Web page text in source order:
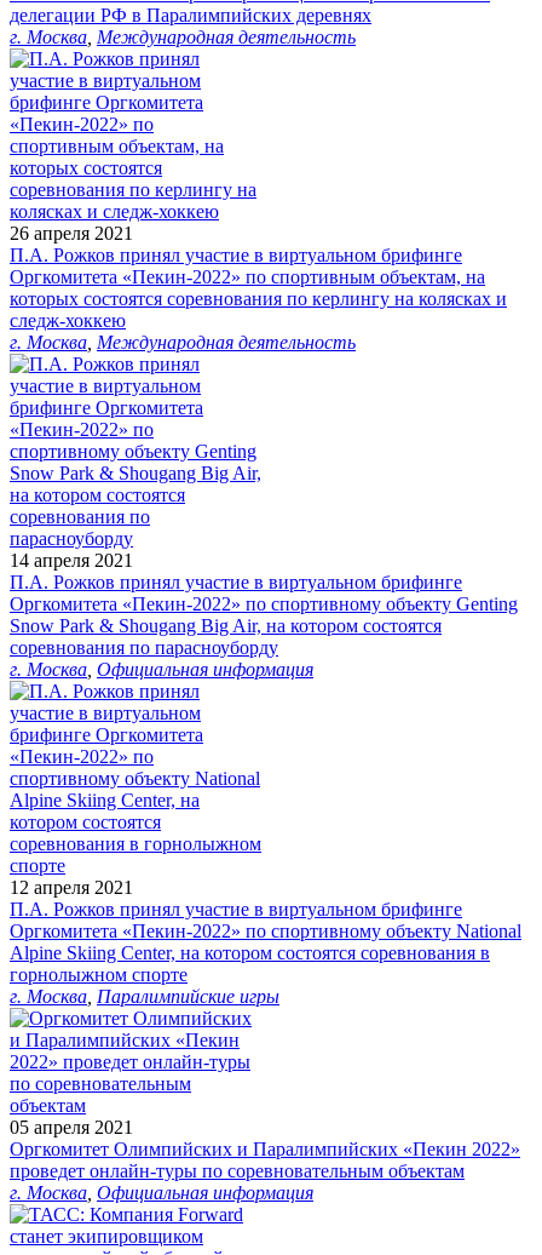
делегации РФ в Паралимпийских деревнях
г. Москва Международная деятельность
26 апреля 2021
П.А. Рожков принял участие в виртуальном брифинге
Оргкомитета «Пекин-2022» по спортивным объектам, на
которых состоятся соревнования по керлингу на колясках и
следж-хоккею
г. Москва Международная деятельность
14 апреля 2021
П.А. Рожков принял участие в виртуальном брифинге
Оргкомитета «Пекин-2022» по спортивному объекту Genting
Snow Park & Shougang Big Air, на котором состоятся
соревнования по парасноуборду
г. Москва Официальная информация
12 апреля 2021
П.А. Рожков принял участие в виртуальном брифинге
Оргкомитета «Пекин-2022» по спортивному объекту National
Alpine Skiing Center, на котором состоятся соревнования в
горнолыжном спорте
г. Москва Паралимпийские игры
05 апреля 2021
Оргкомитет Олимпийских и Паралимпийских «Пекин 2022»
проведет онлайн-туры по соревновательным объектам
г. Москва Официальная информация